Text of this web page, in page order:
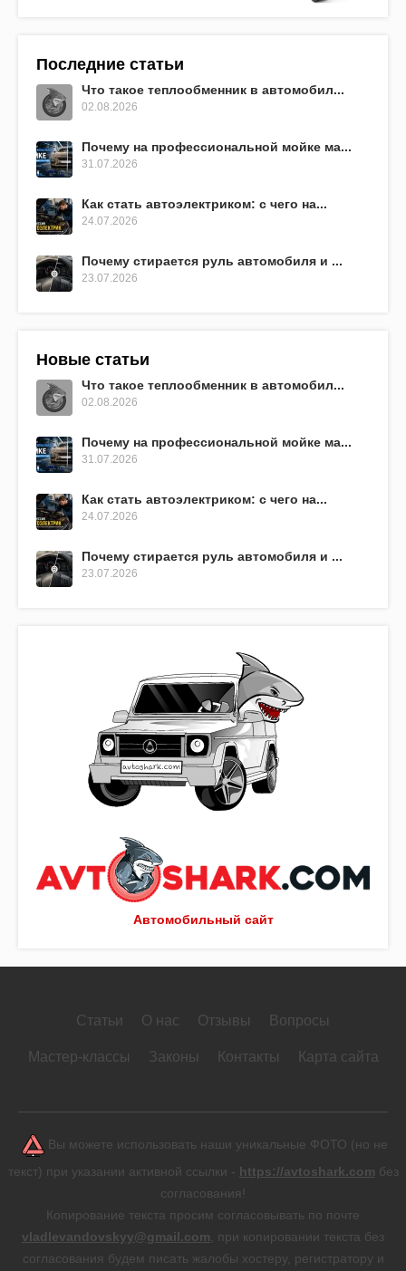
Автомобильный сайт
Последние статьи
Что такое теплообменник в автомобил...
02.08.2026
Почему на профессиональной мойке ма...
31.07.2026
Как стать автоэлектриком: с чего на...
24.07.2026
Почему стирается руль автомобиля и ...
23.07.2026
Новые статьи
Что такое теплообменник в автомобил...
02.08.2026
Почему на профессиональной мойке ма...
31.07.2026
Как стать автоэлектриком: с чего на...
24.07.2026
Почему стирается руль автомобиля и ...
23.07.2026
Статьи О нас Отзывы Вопросы
Мастер-классы Законы Контакты Карта сайта
Вы можете использовать наши уникальные ФОТО (но не
текст) при указании активной ссылки - https://avtoshark.com без
согласования!
Копирование текста просим согласовывать по почте
vladlevandovskyy@gmail.com , при копировании текста без
согласования будем писать жалобы хостеру, регистратору и